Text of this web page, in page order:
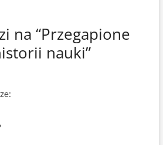
na “Przegapione
nauki”